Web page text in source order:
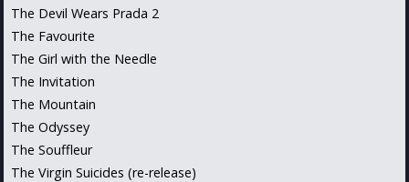
The Devil Wears Prada 2
The Favourite
The Girl with the Needle
The Invitation
The Mountain
The Odyssey
The Souffleur
The Virgin Suicides (re-release)